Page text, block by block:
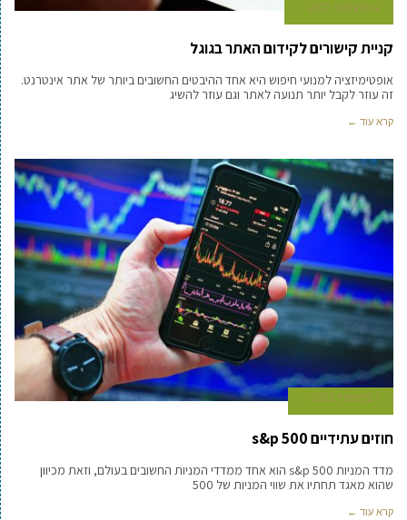
4 בדצמבר 2022
קניית קישורים לקידום האתר בגוגל
אופטימיזציה למנועי חיפוש היא אחד ההיבטים החשובים ביותר של אתר אינטרנט.
זה עוזר לקבל יותר תנועה לאתר וגם עוזר להשיג
קרא עוד ←
1 בדצמבר 2022
חוזים עתידיים s&p 500
מדד המניות s&p 500 הוא אחד ממדדי המניות החשובים בעולם, וזאת מכיוון
שהוא מאגד תחתיו את שווי המניות של 500
קרא עוד ←